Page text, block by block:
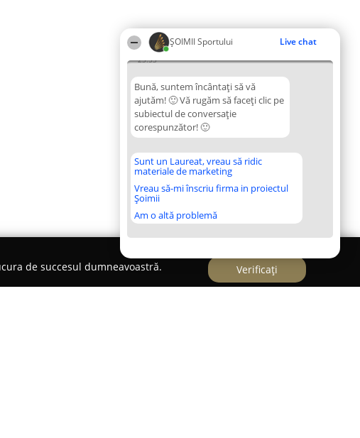
ȘOIMII Sportului Live chat
23:53
Bună, suntem încântați să vă
ajutăm! 🙂 Vă rugăm să faceți clic pe
subiectul de conversație
corespunzător! 🙂
Sunt un Laureat, vreau să ridic
materiale de marketing
Vreau să-mi înscriu firma in proiectul
Șoimii
Am o altă problemă
de succesul dumneavoastră.
Verificați